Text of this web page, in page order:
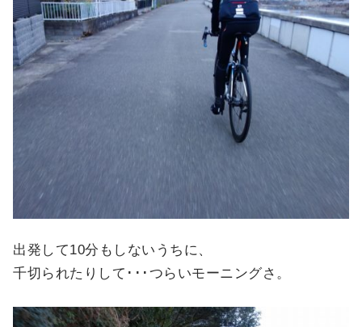
出発して10分もしないうちに、
千切られたりして･･･つらいモーニングさ。